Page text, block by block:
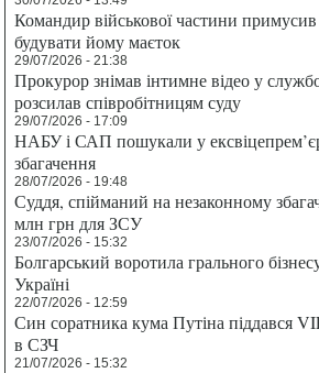
Командир військової частини
будувати йому маєток
29/07/2026 - 21:38
Прокурор знімав інтимне відео у
розсилав співробітницям суду
29/07/2026 - 17:09
НАБУ і САП пошукали у
збагачення
28/07/2026 - 19:48
Суддя, спійманий на незаконному
млн грн для ЗСУ
23/07/2026 - 15:32
Болгарський воротила грального
Україні
22/07/2026 - 12:59
Син соратника кума Путіна піддався
в СЗЧ
21/07/2026 - 15:32